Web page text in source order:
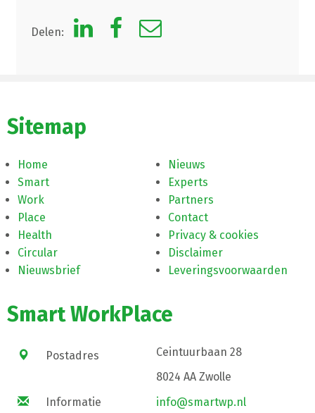
Delen:
Sitemap
Home
Smart
Work
Place
Health
Circular
Nieuwsbrief
Nieuws
Experts
Partners
Contact
Privacy & cookies
Disclaimer
Leveringsvoorwaarden
Smart WorkPlace
Postadres
Ceintuurbaan 28
8024 AA Zwolle
Informatie
info@smartwp.nl